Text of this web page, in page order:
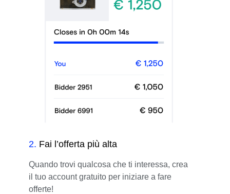
2. Fai l’offerta più alta
Quando trovi qualcosa che ti interessa, crea
il tuo account gratuito per iniziare a fare
offerte!